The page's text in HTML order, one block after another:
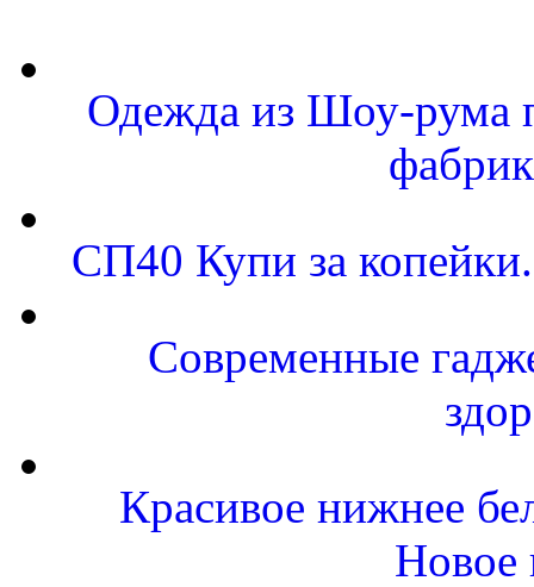
Одежда из Шоу-рума
СП40 Купи за
Современные
Красивое нижнее
Новое